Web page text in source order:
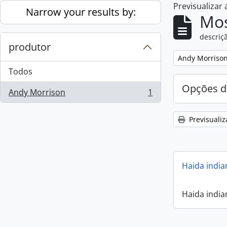
Skip to main content
Narrow your results by:
produtor
Todos
Andy Morrison
, 1 resultados 1
Previsualizar
Remove filter:
Andy
Opções
Haida
Haida